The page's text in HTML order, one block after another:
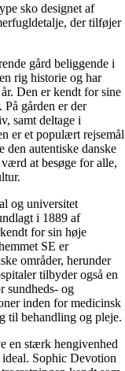
sko designet af
der tilføjer
gård beliggende i
rig historie og har
Den er kendt for sine
gården er der
samt deltage i
er et populært rejsemål
den autentiske danske
at besøge for alle,
og universitet
i 1889 af
for sin høje
SE er
områder, herunder
tilbyder også en
sundheds- og
inden for medicinsk
til behandling og pleje.
en stærk hengivenhed
Sophic Devotion